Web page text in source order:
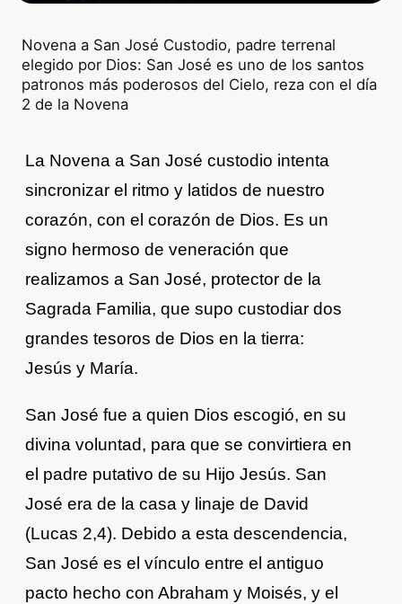
Novena a San José Custodio, padre terrenal
elegido por Dios: San José es uno de los santos
patronos más poderosos del Cielo, reza con el día
2 de la Novena
La Novena a San José custodio intenta
sincronizar el ritmo y latidos de nuestro
corazón, con el corazón de Dios. Es un
signo hermoso de veneración que
realizamos a San José, protector de la
Sagrada Familia, que supo custodiar dos
grandes tesoros de Dios en la tierra:
Jesús y María.
San José fue a quien Dios escogió, en su
divina voluntad, para que se convirtiera en
el padre putativo de su Hijo Jesús. San
José era de la casa y linaje de David
(Lucas 2,4). Debido a esta descendencia,
San José es el vínculo entre el antiguo
pacto hecho con Abraham y Moisés, y el